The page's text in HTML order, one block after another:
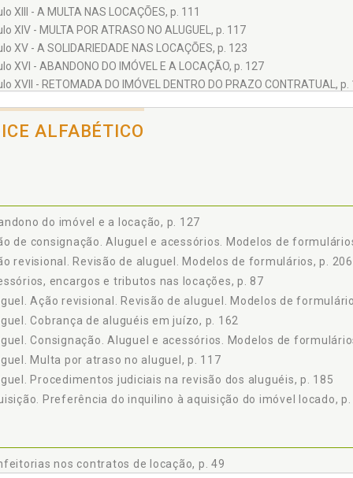
XIII - A MULTA NAS LOCAÇÕES, p. 111
XIV - MULTA POR ATRASO NO ALUGUEL, p. 117
XV - A SOLIDARIEDADE NAS LOCAÇÕES, p. 123
XVI - ABANDONO DO IMÓVEL E A LOCAÇÃO, p. 127
XVII - RETOMADA DO IMÓVEL DENTRO DO PRAZO CONTRATUAL, p.
XIX - CRIMES E CONTRAVENÇÕES NAS LOCAÇÕES, p. 143
XX - OS PROCEDIMENTOS JUDICIAIS NA ÁREA DO INQUILINATO, p.
XXIII - EXECUÇÃO DAS SENTENÇAS DE DESPEJO, p. 179
DE FORMULÁRIOS, p. 191
p. 211
ALFABÉTICO
do imóvel e a locação, p. 127
de consignação. Aluguel e acessórios. Modelos de
revisional. Revisão de aluguel. Modelos de formulários, p. 206
encargos e tributos nas locações, p. 87
Ação revisional. Revisão de aluguel. Modelos de
Cobrança de aluguéis em juízo, p. 162
Consignação. Aluguel e acessórios. Modelos de
Multa por atraso no aluguel, p. 117
Procedimentos judiciais na revisão dos aluguéis, p. 185
Preferência do inquilino à aquisição do imóvel locado, p.
nos contratos de locação, p. 49